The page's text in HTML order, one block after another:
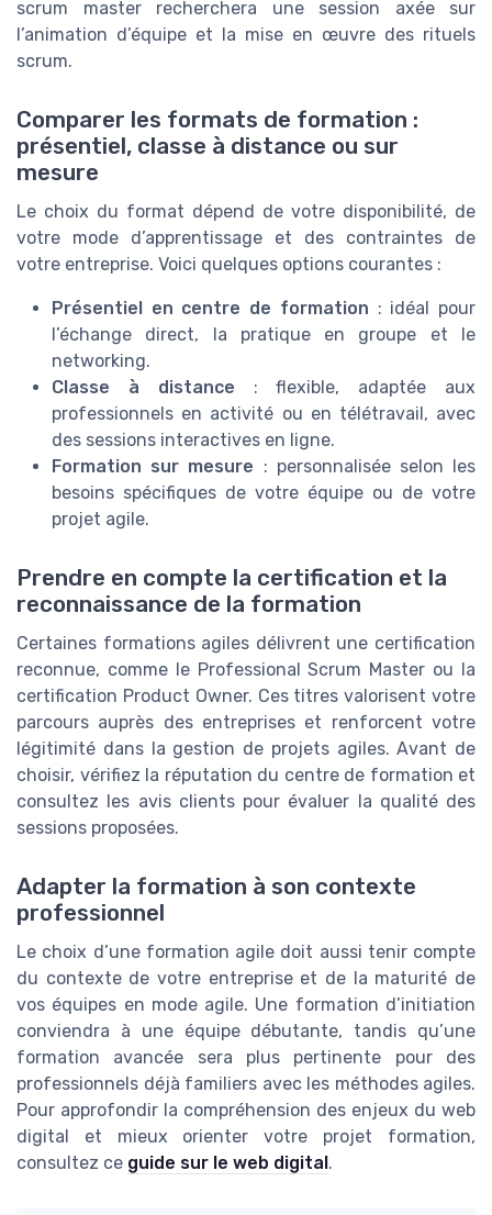
scrum master recherchera une session axée sur
l’animation d’équipe et la mise en œuvre des rituels
scrum.
Comparer les formats de formation :
présentiel, classe à distance ou sur
mesure
Le choix du format dépend de votre disponibilité, de
votre mode d’apprentissage et des contraintes de
votre entreprise. Voici quelques options courantes :
Présentiel en centre de formation : idéal pour
l’échange direct, la pratique en groupe et le
networking.
Classe à distance : flexible, adaptée aux
professionnels en activité ou en télétravail, avec
des sessions interactives en ligne.
Formation sur mesure : personnalisée selon les
besoins spécifiques de votre équipe ou de votre
projet agile.
Prendre en compte la certification et la
reconnaissance de la formation
Certaines formations agiles délivrent une certification
reconnue, comme le Professional Scrum Master ou la
certification Product Owner. Ces titres valorisent votre
parcours auprès des entreprises et renforcent votre
légitimité dans la gestion de projets agiles. Avant de
choisir, vérifiez la réputation du centre de formation et
consultez les avis clients pour évaluer la qualité des
sessions proposées.
Adapter la formation à son contexte
professionnel
Le choix d’une formation agile doit aussi tenir compte
du contexte de votre entreprise et de la maturité de
vos équipes en mode agile. Une formation d’initiation
conviendra à une équipe débutante, tandis qu’une
formation avancée sera plus pertinente pour des
professionnels déjà familiers avec les méthodes agiles.
Pour approfondir la compréhension des enjeux du web
digital et mieux orienter votre projet formation,
consultez ce guide sur le web digital .